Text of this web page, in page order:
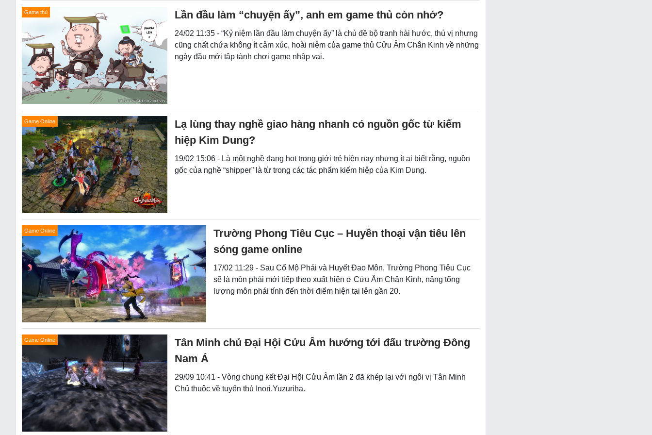
Game thủ Lần đầu làm “chuyện ấy”, anh em game thủ còn nhớ?
24/02 11:35 - “Kỷ niệm lần đầu làm chuyện ấy” là chủ đề bộ tranh hài hước, thú vị nhưng
cũng chất chứa không ít cảm xúc, hoài niệm của game thủ Cửu Âm Chân Kinh về những
ngày đầu mới tập tành chơi game nhập vai.
Game Online
Lạ lùng thay nghề giao hàng nhanh có nguồn gốc từ kiếm
hiệp Kim Dung?
19/02 15:06 - Là một nghề đang hot trong giới trẻ hiện nay nhưng ít ai biết rằng, nguồn
gốc của nghề “shipper” là từ trong các tác phẩm kiếm hiệp của Kim Dung.
Game Online
Trường Phong Tiêu Cục – Huyền thoại vận tiêu lên
sóng game online
17/02 11:29 - Sau Cổ Mộ Phái và Huyết Đao Môn, Trường Phong Tiêu Cục
sẽ là môn phái mới tiếp theo xuất hiện ở Cửu Âm Chân Kinh, nâng tổng
lượng môn phái tính đến thời điểm hiện tại lên gần 20.
Game Online
Tân Minh chủ Đại Hội Cửu Âm hướng tới đấu trường Đông
Nam Á
29/09 10:41 - Vòng chung kết Đại Hội Cửu Âm lần 2 đã khép lại với ngôi vị Tân Minh
Chủ thuộc về tuyển thủ Inori.Yuzuriha.